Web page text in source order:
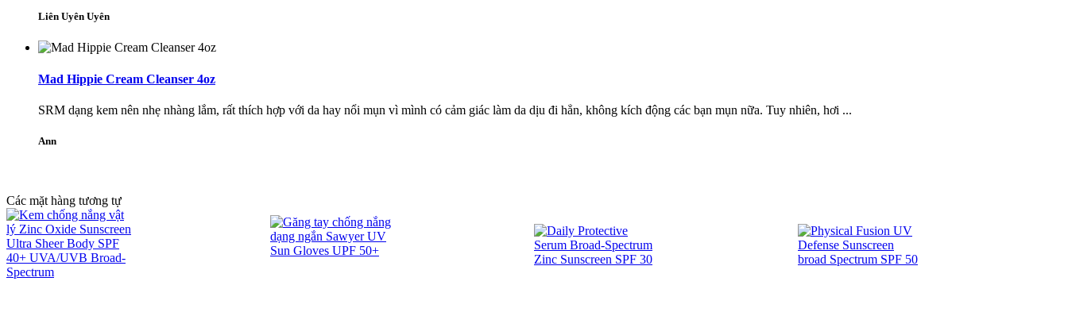
Liên Uyên Uyên
Mad Hippie Cream Cleanser 4oz
SRM dạng kem nên nhẹ nhàng lắm, rất thích hợp với da hay nổi mụn vì mình có cảm giác làm da dịu đi hẳn, không kích động các bạn mụn nữa. Tuy nhiên, hơi ...
Ann
Các mặt hàng tương tự